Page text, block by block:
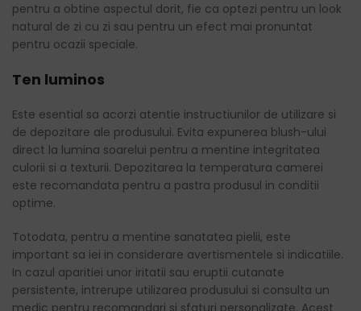
pentru a obtine aspectul dorit, fie ca optezi pentru un look
natural de zi cu zi sau pentru un efect mai pronuntat
pentru ocazii speciale.
Ten luminos
Este esential sa acorzi atentie instructiunilor de utilizare si
de depozitare ale produsului. Evita expunerea blush-ului
direct la lumina soarelui pentru a mentine integritatea
culorii si a texturii. Depozitarea la temperatura camerei
este recomandata pentru a pastra produsul in conditii
optime.
Totodata, pentru a mentine sanatatea pielii, este
important sa iei in considerare avertismentele si indicatiile.
In cazul aparitiei unor iritatii sau eruptii cutanate
persistente, intrerupe utilizarea produsului si consulta un
medic pentru recomandari si sfaturi personalizate. Acest